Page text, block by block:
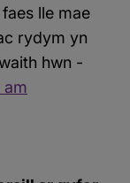
lle mae
rydym yn
hwn -